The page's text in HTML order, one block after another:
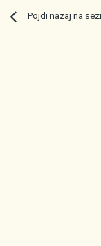
Pojdi nazaj na